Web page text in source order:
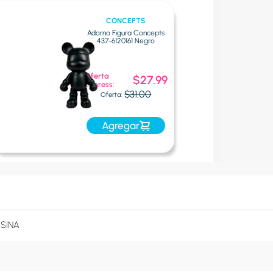
CONCEPTS
Adorno Figura Concepts
437-6120161 Negro
Oferta:$31.00
Oferta
Express:
$27.99
Agregar